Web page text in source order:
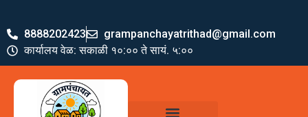
8888202423
grampanchayatrithad@gmail.com
कार्यालय वेळ: सकाळी १०:०० ते सायं. ५:००